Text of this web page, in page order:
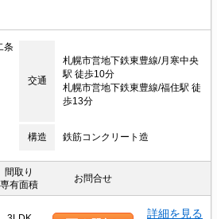
条
交通
札幌市営地下鉄東豊線/月寒中央
駅 徒歩10分
札幌市営地下鉄東豊線/福住駅 徒
歩13分
構造 鉄筋コンクリート造
間取り
専有面積
お問合せ
詳細を見る